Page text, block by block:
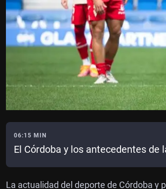
06:15 MIN
El Córdoba y los antecedentes
La actualidad del deporte de Córdoba y